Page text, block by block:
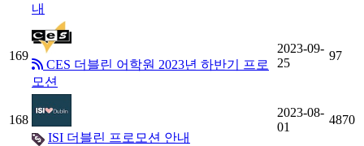
내
169
CES 더블린 어학원 2023년 하반기 프로
모션
2023-09-
25
97
168
ISI 더블린 프로모션 안내
2023-08-
01
4870